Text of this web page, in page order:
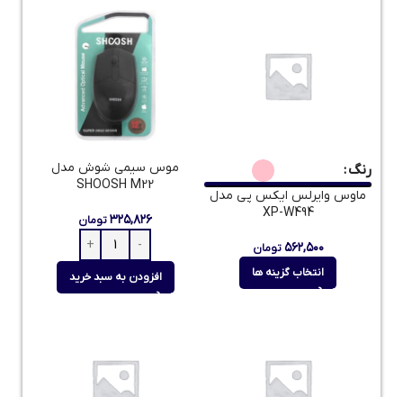
رنگ
ماوس وایرلس ایکس پی مدل
XP-W494
۵۶۲,۵۰۰ تومان
انتخاب گزینه ها
موس سیمی شوش مدل
SHOOSH M22
۳۲۵,۸۲۶تومان
افزودن به سبد خرید